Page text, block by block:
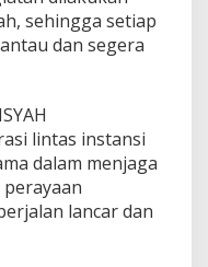
sehingga setiap
dan segera
lintas instansi
dalam menjaga
lancar dan